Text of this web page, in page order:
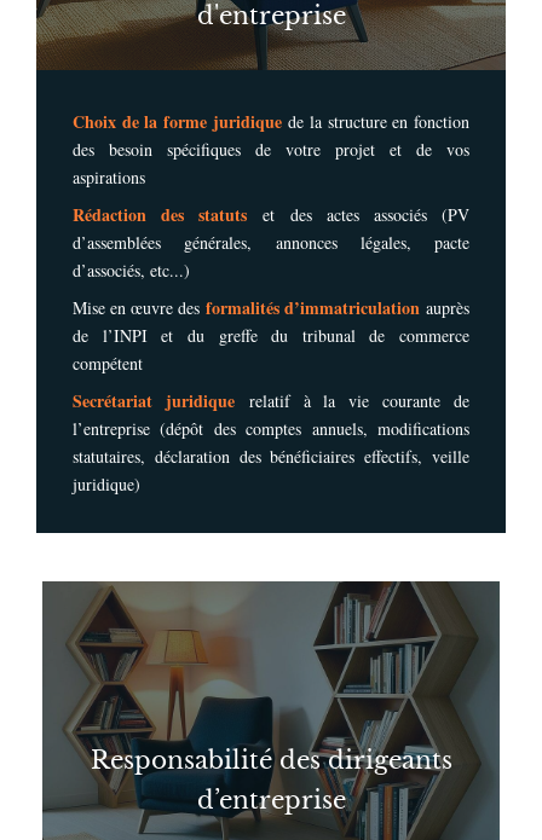
d'entreprise
Choix de la forme juridiquede la structure en fonction
des besoin spécifiques de votre projet et de vos
aspirations
Rédaction des statuts et des actes associés (PV
d’assemblées générales, annonces légales, pacte
d’associés, etc...)
Mise en œuvre des formalités d’immatriculation auprès
de l’INPI et du greffe du tribunal de commerce
compétent
Secrétariat juridiquerelatif à la vie courante de
l’entreprise (dépôt des comptes annuels, modifications
statutaires, déclaration des bénéficiaires effectifs, veille
juridique)
Responsabilité des dirigeants
d’entreprise